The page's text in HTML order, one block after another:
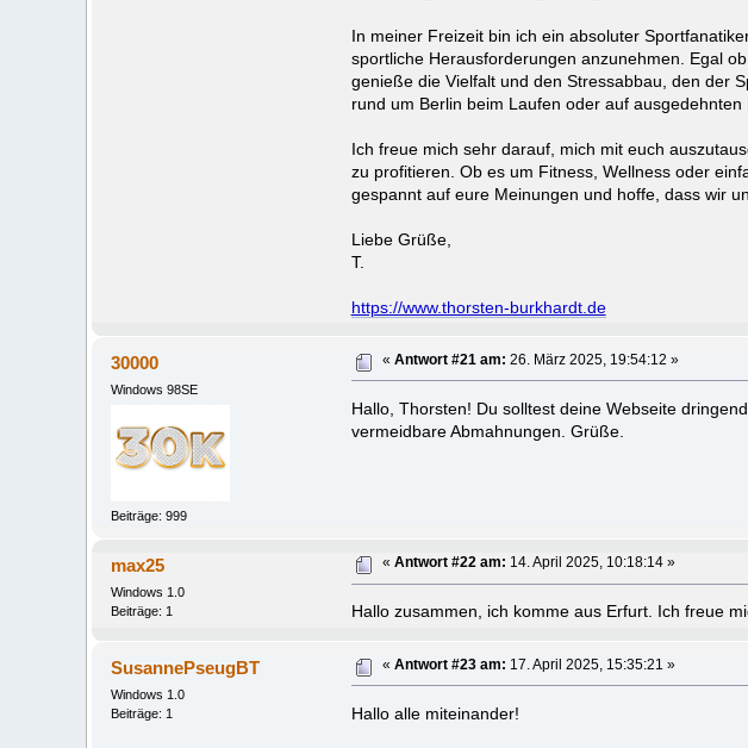
In meiner Freizeit bin ich ein absoluter
sportliche Herausforderungen anzunehmen. Egal
genieße die Vielfalt und den Stressabbau, den der
rund um Berlin beim Laufen oder auf ausgedehnten
Ich freue mich sehr darauf, mich mit euch
zu profitieren. Ob es um Fitness, Wellness oder
gespannt auf eure Meinungen und hoffe, dass wir
Liebe Grüße,
T.
https://www.thorsten-burkhardt.de
30000
Windows 98SE
Beiträge: 999
«Antwort #21 am: 26. März 2025, 19:54:12 »
Hallo, Thorsten! Du solltest deine Webseite
vermeidbare Abmahnungen. Grüße.
max25
Windows 1.0
Beiträge: 1
«Antwort #22 am: 14. April 2025, 10:18:14 »
Hallo zusammen, ich komme aus Erfurt. Ich freue
SusannePseugBT
Windows 1.0
Beiträge: 1
«Antwort #23 am: 17. April 2025, 15:35:21 »
Hallo alle miteinander!